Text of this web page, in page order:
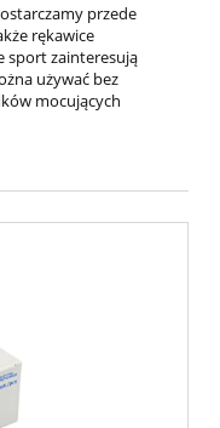
przede
rękawice
sport zainteresują
używać bez
mocujących